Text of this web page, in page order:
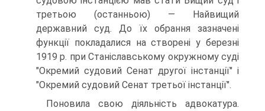
третьою (останньою) — Найвищий
державний суд. До їх обрання зазначені
функції покладалися на створені у березні
1919 р. при Станіславському окружному суді
"Окремий судовий Сенат другої інстанції" і
"Окремий судовий Сенат третьої інстанції".
Поновила свою діяльність адвокатура.